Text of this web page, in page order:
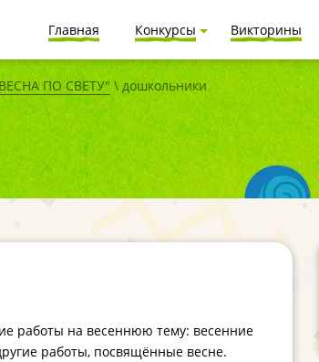
Главная Конкурсы Викторины
ПО СВЕТУ" \ дошкольники
работы на весеннюю тему: весенние
работы, посвящённые весне.